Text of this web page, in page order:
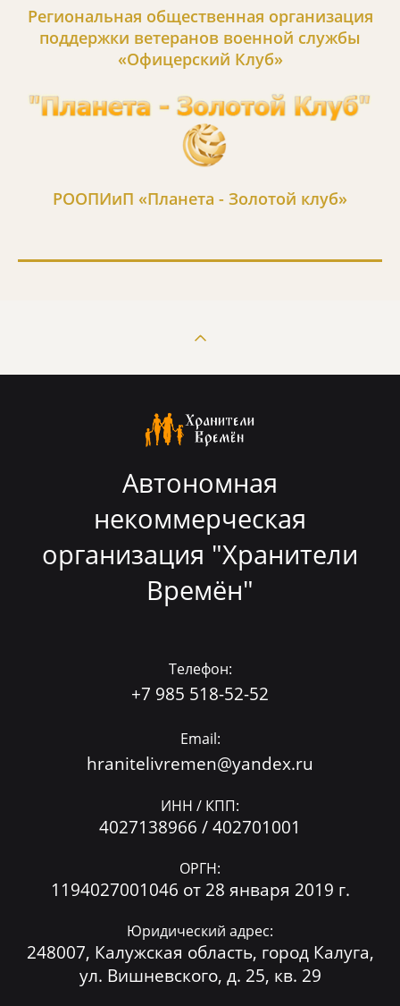
Региональная общественная организация
поддержки ветеранов военной службы
«Офицерский Клуб»
РООПИиП «Планета - Золотой клуб»
Автономная
некоммерческая
организация "Хранители
Времён"
Телефон:
+7 985 518-52-52
Email:
hranitelivremen@yandex.ru
ИНН / КПП:
4027138966 / 402701001
ОРГН:
1194027001046 от 28 января 2019 г.
Юридический адрес:
248007, Калужская область, город Калуга,
ул. Вишневского, д. 25, кв. 29